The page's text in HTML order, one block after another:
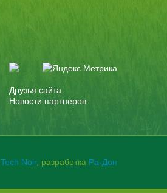
Друзья сайта
Новости партнеров
Tech Noir, разработка Ра-Дон